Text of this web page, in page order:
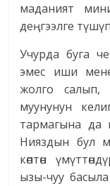
маданият
деңгээлге
Учурда буга
эмес иши
жолго салып,
муунунун
тармагына да
Нияздын бул
көптөн
ызы-чуу